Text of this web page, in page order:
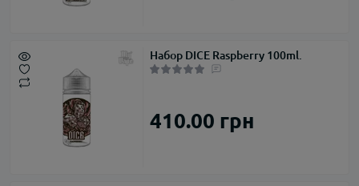
Набор DICE Raspberry 100ml.
410.00 грн